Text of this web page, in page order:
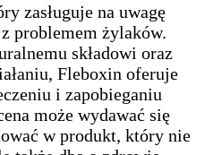
zasługuje na uwagę
problemem żylaków.
składowi oraz
Fleboxin oferuje
i zapobieganiu
może wydawać się
w produkt, który nie